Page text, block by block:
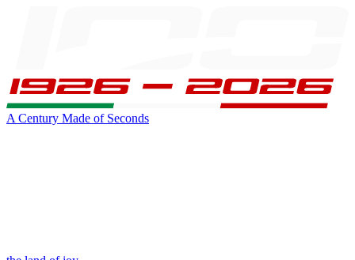
A Century Made of Seconds